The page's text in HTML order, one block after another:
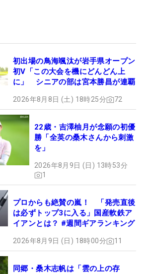
初出場の鳥海颯汰が岩手県オープン
初V「この大会を機にどんどん上
に」 シニアの部は宮本勝昌が連覇
2026年8月8日 (土) 18時25分 72
22歳・吉澤柚月が念願の初優
勝「全英の桑木さんから刺激
を」
2026年8月9日 (日) 13時53分
1
プロからも絶賛の嵐！ 「発売直後
は必ずトップ3に入る」国産軟鉄ア
イアンとは？ #週間ギアランキング
2026年8月9日 (日) 18時00分 11
同郷・桑木志帆は「雲の上の存